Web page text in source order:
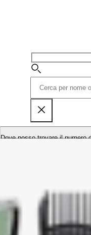
Dove posso trovare il numero